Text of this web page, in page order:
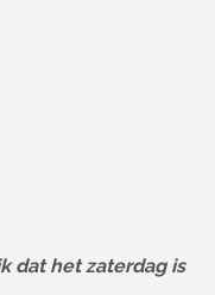
dat het zaterdag is